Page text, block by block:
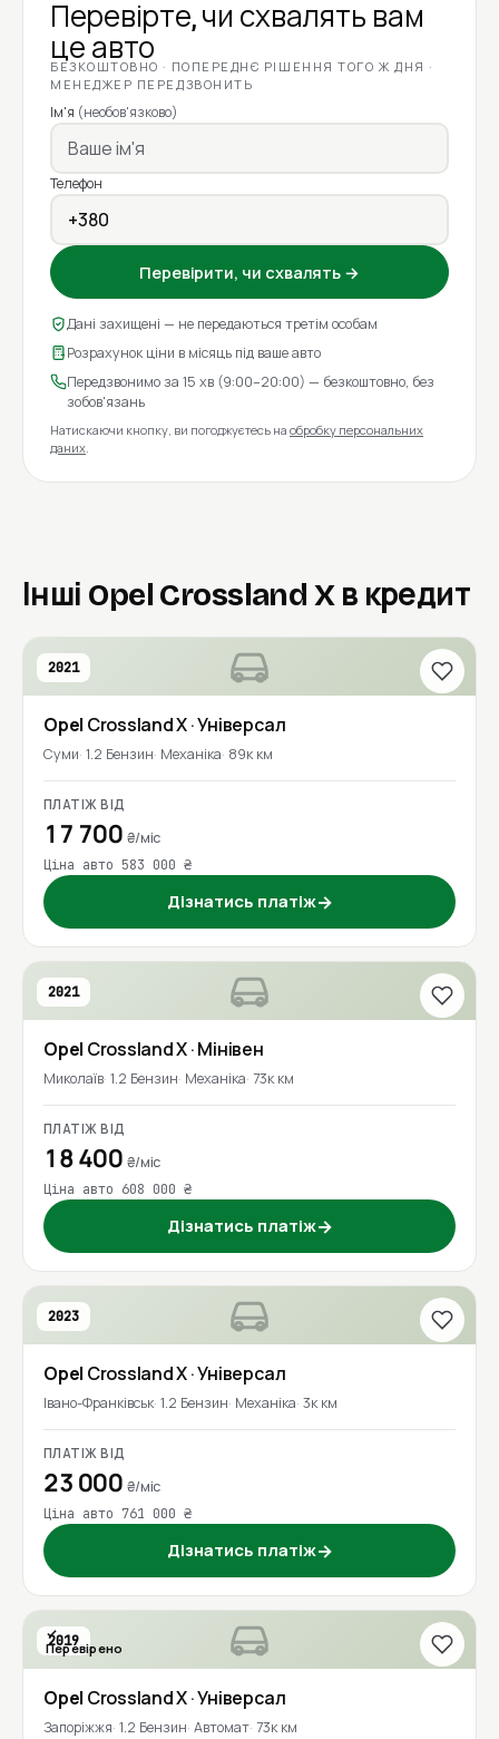
Перевірте, чи схвалять вам
це авто
БЕЗКОШТОВНО · ПОПЕРЕДНЄ РІШЕННЯ ТОГО Ж ДНЯ ·
МЕНЕДЖЕР ПЕРЕДЗВОНИТЬ
Ім'я (необов'язково)
Телефон
Перевірити, чи схвалять →
Дані захищені — не передаються третім особам
Розрахунок ціни в місяць під ваше авто
Передзвонимо за 15 хв (9:00–20:00) — безкоштовно, без
зобов'язань
Натискаючи кнопку, ви погоджуєтесь на обробку персональних
даних.
Інші Opel Crossland X в кредит
2021
Opel Crossland X· Універсал
Суми 1.2 Бензин Механіка 89к км
ПЛАТІЖ ВІД
17 700 ₴/міс
Ціна авто 583 000 ₴
Дізнатись платіж→
2021
Opel Crossland X· Мінівен
Миколаїв 1.2 Бензин Механіка 73к км
ПЛАТІЖ ВІД
18 400 ₴/міс
Ціна авто 608 000 ₴
Дізнатись платіж→
2023
Opel Crossland X· Універсал
Івано-Франківськ 1.2 Бензин Механіка 3к км
ПЛАТІЖ ВІД
23 000 ₴/міс
Ціна авто 761 000 ₴
Дізнатись платіж→
2019
Перевірено
Opel Crossland X· Універсал
Запоріжжя 1.2 Бензин Автомат 73к км